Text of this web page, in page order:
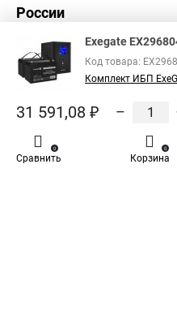
России
Exegate
Код товара:
Комплект ИБП
31 591,08 ₽ –
Сравнить
0
Корзина
0